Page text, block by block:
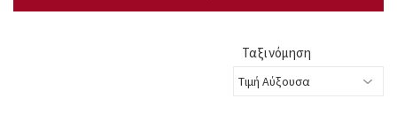
Ταξινόμηση